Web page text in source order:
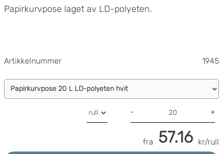
Papirkurvpose laget av LD-polyeten.
Artikkelnummer 1945
- +
fra 57.16 kr/rull